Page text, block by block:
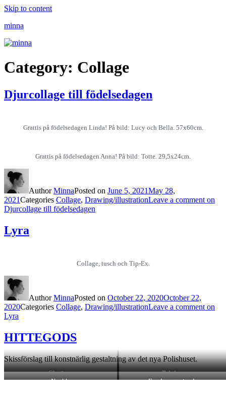
Skip to content
minna
Category: Collage
Djurcollage till födelsedagen
Grattis på födelsedagen Linda! På bild: Lucy och Bella. 57x60cm.
Grattis på födelsedagen Anna! På bild: Totte. 29,5x24cm.
AuthorMinnaPosted on June 5, 2021May 28,
2021Categories Collage, Drawing/illustrationLeave a comment on
Djurcollage till födelsedagen
Lyra
Collage, tusch och Tip-Ex.
AuthorMinnaPosted on October 22, 2020October 22,
2020Categories Collage, Drawing/illustrationLeave a comment on
Lyra
HITTEGODS
Skissförslag till konstnärlig gestaltning av det nya Polishuset.
Glasögon
Telefoner
Nycklar
Fondtapeter i aulan